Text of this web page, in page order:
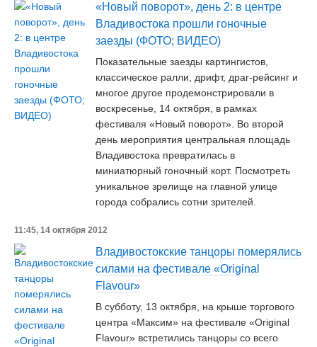
«Новый поворот», день 2: в центре
Владивостока прошли гоночные
заезды (ФОТО; ВИДЕО)
Показательные заезды картингистов,
классическое ралли, дрифт, драг-рейсинг и
многое другое продемонстрировали в
воскресенье, 14 октября, в рамках
фестиваля «Новый поворот». Во второй
день мероприятия центральная площадь
Владивостока превратилась в
миниатюрный гоночный корт. Посмотреть
уникальное зрелище на главной улице
города собрались сотни зрителей.
11:45, 14 октября 2012
Владивостокские танцоры померялись
силами на фестивале «Original
Flavour»
В субботу, 13 октября, на крыше торгового
центра «Максим» на фестивале «Original
Flavour» встретились танцоры со всего